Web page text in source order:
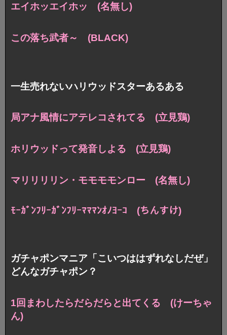
エイホッエイホッ (名無し)
この落ち武者～ (BLACK)
一生売れないハリウッドスターあるある
局アナ風情にアテレコされてる (立見鶏)
ホリウッドって発音しよる (立見鶏)
マリリリリン・モモモモンロー (名無し)
ﾓｰｶﾞﾝﾌﾘｰｶﾞﾝﾌﾘｰﾏﾏﾏﾝｵﾉﾖｰｺ (ちんすけ)
ガチャポンマニア「こいつははずれなしだぜ」
どんなガチャポン？
1回まわしたらだらだらと出てくる (けーちゃ
ん)